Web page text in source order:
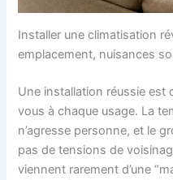
Installer une climatisation
emplacement, nuisances
Une installation réussie est
vous à chaque usage. La
n’agresse personne, et le
pas de tensions de
viennent rarement d’une